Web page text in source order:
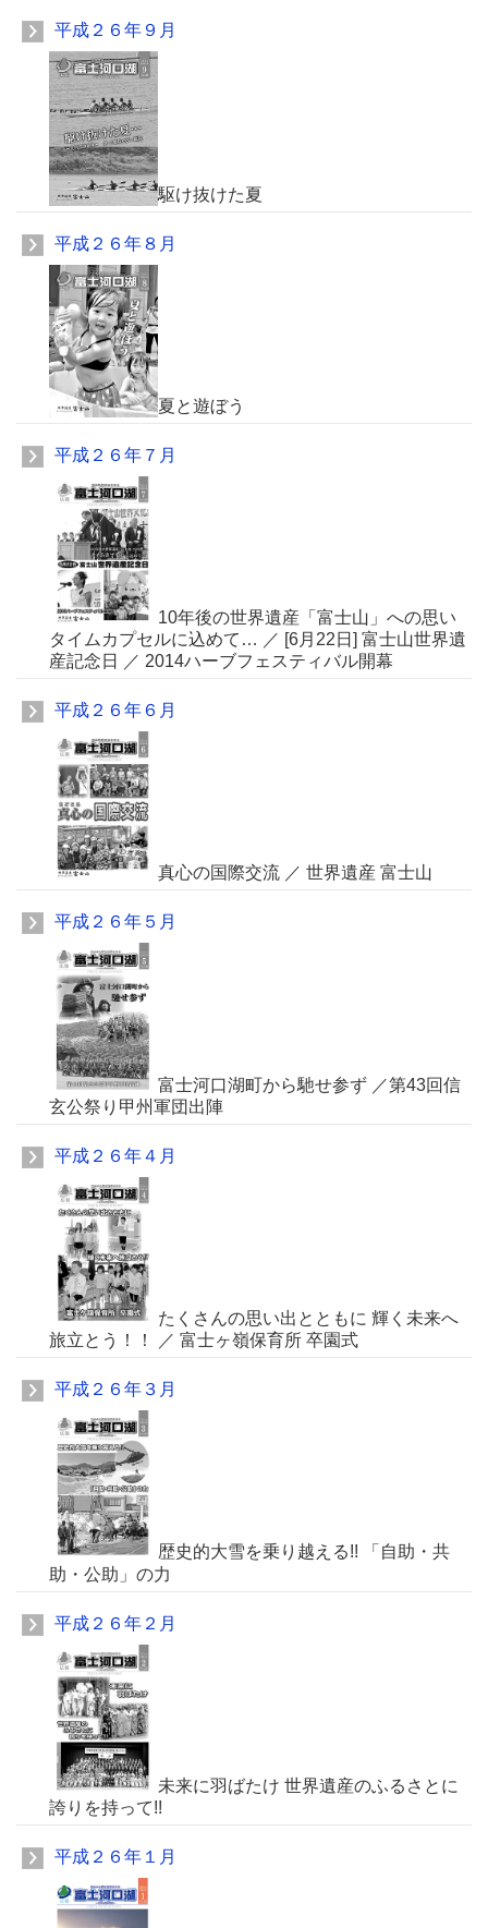
平成２６年９月
駆け抜けた夏
平成２６年８月
夏と遊ぼう
平成２６年７月
10年後の世界遺産「富士山」への思い
タイムカプセルに込めて… ／ [6月22日] 富士山世界遺
産記念日 ／ 2014ハーブフェスティバル開幕
平成２６年６月
真心の国際交流 ／ 世界遺産 富士山
平成２６年５月
富士河口湖町から馳せ参ず ／第43回信
玄公祭り甲州軍団出陣
平成２６年４月
たくさんの思い出とともに 輝く未来へ
旅立とう！！ ／ 富士ヶ嶺保育所 卒園式
平成２６年３月
歴史的大雪を乗り越える!! 「自助・共
助・公助」の力
平成２６年２月
未来に羽ばたけ 世界遺産のふるさとに
誇りを持って!!
平成２６年１月